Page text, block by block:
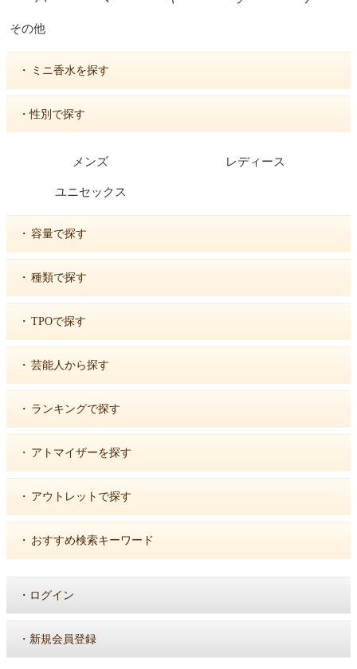
その他
・ ミニ香水を探す
・性別で探す
メンズ レディース
ユニセックス
・ 容量で探す
・ 種類で探す
・ TPOで探す
・ 芸能人から探す
・ ランキングで探す
・ アトマイザーを探す
・ アウトレットで探す
・ おすすめ検索キーワード
・ ログイン
・ 新規会員登録